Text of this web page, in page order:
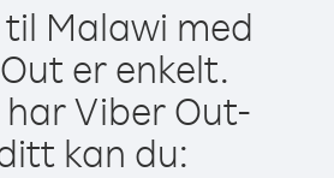
Malawi med
er enkelt.
Viber Out-
kan du: